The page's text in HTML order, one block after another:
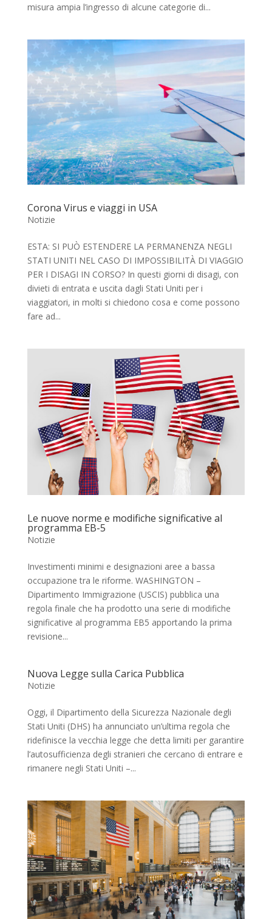
misura ampia l’ingresso di alcune categorie di...
Corona Virus e viaggi in USA
Notizie
ESTA: SI PUÒ ESTENDERE LA PERMANENZA NEGLI
STATI UNITI NEL CASO DI IMPOSSIBILITÀ DI VIAGGIO
PER I DISAGI IN CORSO? In questi giorni di disagi, con
divieti di entrata e uscita dagli Stati Uniti per i
viaggiatori, in molti si chiedono cosa e come possono
fare ad...
Le nuove norme e modifiche significative al
programma EB-5
Notizie
Investimenti minimi e designazioni aree a bassa
occupazione tra le riforme. WASHINGTON –
Dipartimento Immigrazione (USCIS) pubblica una
regola finale che ha prodotto una serie di modifiche
significative al programma EB5 apportando la prima
revisione...
Nuova Legge sulla Carica Pubblica
Notizie
Oggi, il Dipartimento della Sicurezza Nazionale degli
Stati Uniti (DHS) ha annunciato un’ultima regola che
ridefinisce la vecchia legge che detta limiti per garantire
l’autosufficienza degli stranieri che cercano di entrare e
rimanere negli Stati Uniti –...